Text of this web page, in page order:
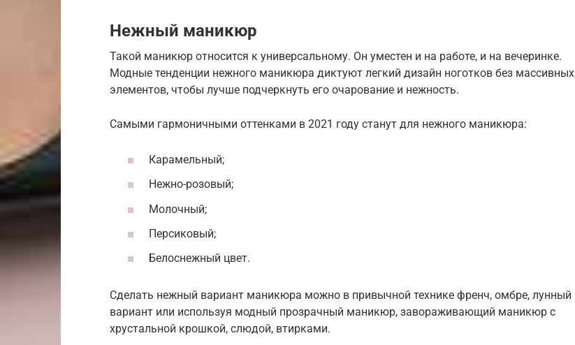
Нежный маникюр
Такой маникюр относится к универсальному. Он уместен и на работе, и на вечеринке.
Модные тенденции нежного маникюра диктуют легкий дизайн ноготков без массивных
элементов, чтобы лучше подчеркнуть его очарование и нежность.
Самыми гармоничными оттенками в 2021 году станут для нежного маникюра:
Карамельный;
Нежно-розовый;
Молочный;
Персиковый;
Белоснежный цвет.
Сделать нежный вариант маникюра можно в привычной технике френч, омбре, лунный
вариант или используя модный прозрачный маникюр, завораживающий маникюр с
хрустальной крошкой, слюдой, втирками.